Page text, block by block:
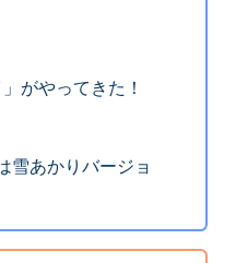
がやってきた！
雪あかりバージョ